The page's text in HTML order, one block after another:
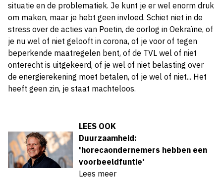
situatie en de problematiek. Je kunt je er wel enorm druk
om maken, maar je hebt geen invloed. Schiet niet in de
stress over de acties van Poetin, de oorlog in Oekraïne, of
je nu wel of niet gelooft in corona, of je voor of tegen
beperkende maatregelen bent, of de TVL wel of niet
onterecht is uitgekeerd, of je wel of niet belasting over
de energierekening moet betalen, of je wel of niet... Het
heeft geen zin, je staat machteloos.
LEES OOK
Duurzaamheid:
'horecaondernemers hebben een
voorbeeldfuntie'
Lees meer